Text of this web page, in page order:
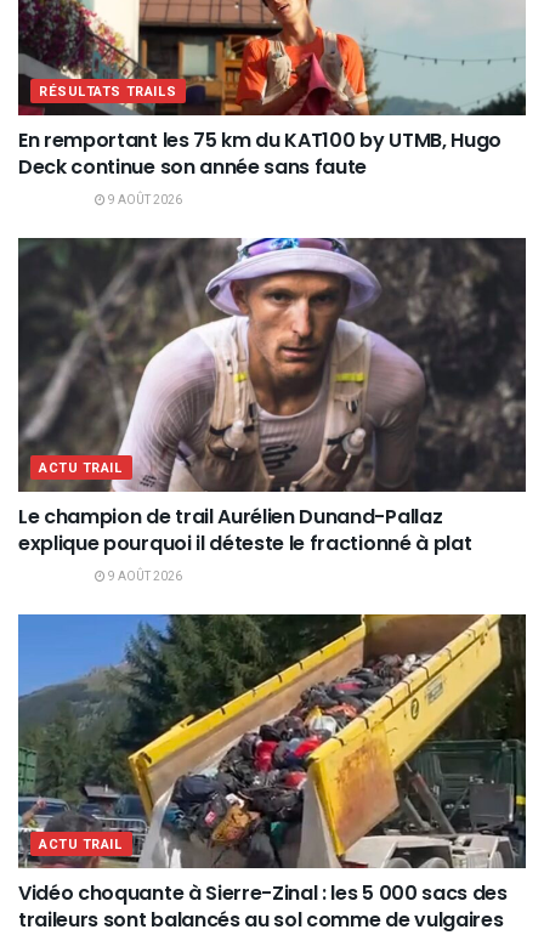
RÉSULTATS TRAILS
En remportant les 75 km du KAT100 by UTMB, Hugo
Deck continue son année sans faute
9 AOÛT 2026
ACTU TRAIL
Le champion de trail Aurélien Dunand-Pallaz
explique pourquoi il déteste le fractionné à plat
9 AOÛT 2026
ACTU TRAIL
Vidéo choquante à Sierre-Zinal : les 5 000 sacs des
traileurs sont balancés au sol comme de vulgaires